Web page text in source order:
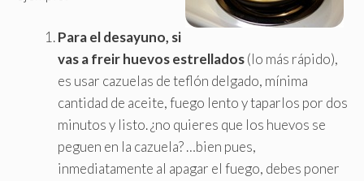
Para el desayuno, si
vas a freir huevos estrellados(lo más rápido),
es usar cazuelas de teflón delgado, mínima
cantidad de aceite, fuego lento y taparlos por dos
minutos y listo. ¿no quieres que los huevos se
peguen en la cazuela? …bien pues,
inmediatamente al apagar el fuego, debes poner